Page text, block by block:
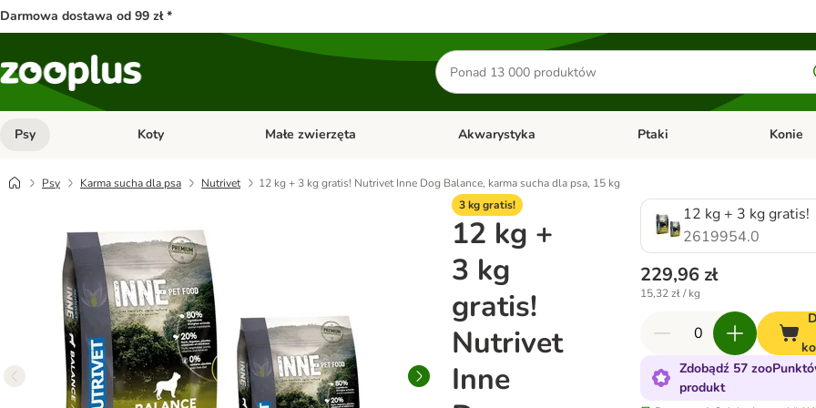
Darmowa dostawa od 99 zł *
Szukaj
produktów
Psy Otwórz menu kategorii: Psy
Koty Otwórz menu kategorii: Koty
Małe zwierzęta Otwórz menu kategorii: Małe zwierzęta
Akwarystyka Otwórz menu kategorii:
Ptaki Otwórz
Konie
Psy Karma sucha dla psa Nutrivet
12 kg + 3 kg gratis! Nutrivet Inne Dog Balance, karma sucha dla psa, 15 kg
3 kg gratis!
12 kg +
3 kg
gratis!
Nutrivet
Inne
12 kg + 3 kg gratis!
2619954.0
229,96 zł
15,32 zł / kg
Zdobądź 57
produkt